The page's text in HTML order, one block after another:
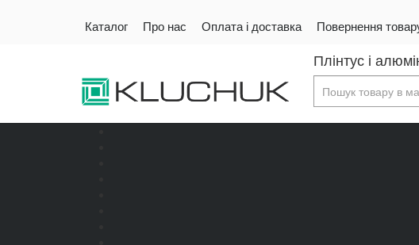
Каталог Про нас Оплата і доставка Повернення
Плінтус і